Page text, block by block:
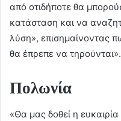
από οτιδήποτε θα
κατάσταση και να
λύση», επισημαίνοντας
θα έπρεπε να τηρούνται».
Πολωνία
«Θα μας δοθεί η